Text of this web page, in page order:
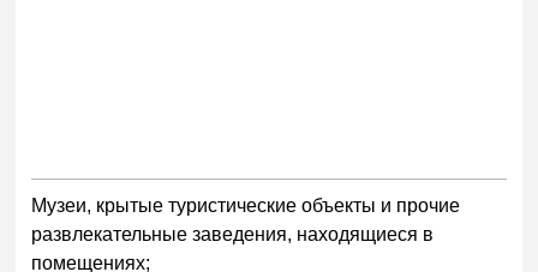
Музеи, крытые туристические объекты и прочие
развлекательные заведения, находящиеся в
помещениях;